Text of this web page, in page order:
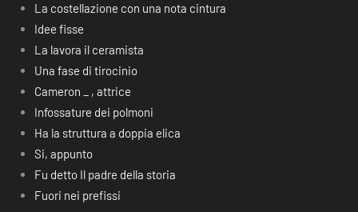
La costellazione con una nota cintura
Idee fisse
La lavora il ceramista
Una fase di tirocinio
Cameron _ , attrice
Infossature dei polmoni
Ha la struttura a doppia elica
Si, appunto
Fu detto Il padre della storia
Fuori nei prefissi